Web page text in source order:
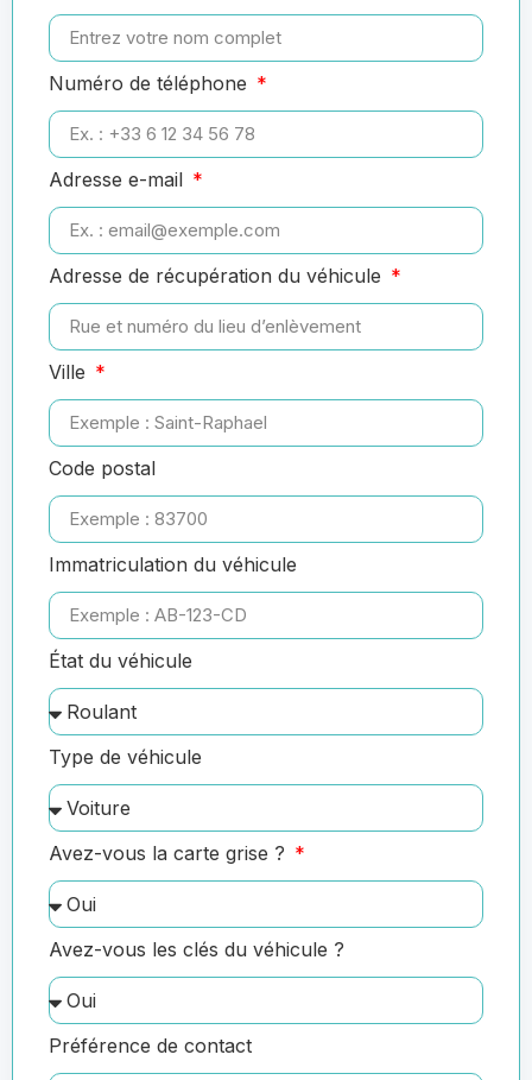
Numéro de téléphone
Adresse e-mail
Adresse de récupération du véhicule
Ville
Code postal
Immatriculation du véhicule
État du véhicule
Type de véhicule
Avez-vous la carte grise ?
Avez-vous les clés du véhicule ?
Préférence de contact